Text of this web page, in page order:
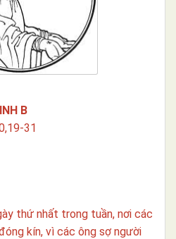
B
31
thứ nhất trong tuần, nơi các
kín, vì các ông sợ người